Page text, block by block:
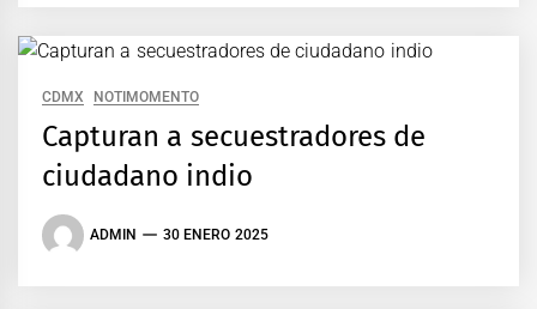
CDMX NOTIMOMENTO
Capturan a secuestradores de
ciudadano indio
ADMIN 30 ENERO 2025